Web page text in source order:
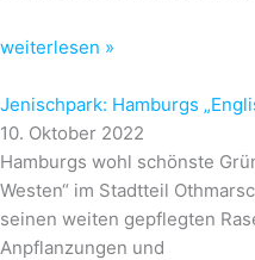
weiterlesen »
Jenischpark: Hamburgs
10. Oktober 2022
Hamburgs wohl schönste
Westen“ im Stadtteil
seinen weiten gepflegten
Anpflanzungen und